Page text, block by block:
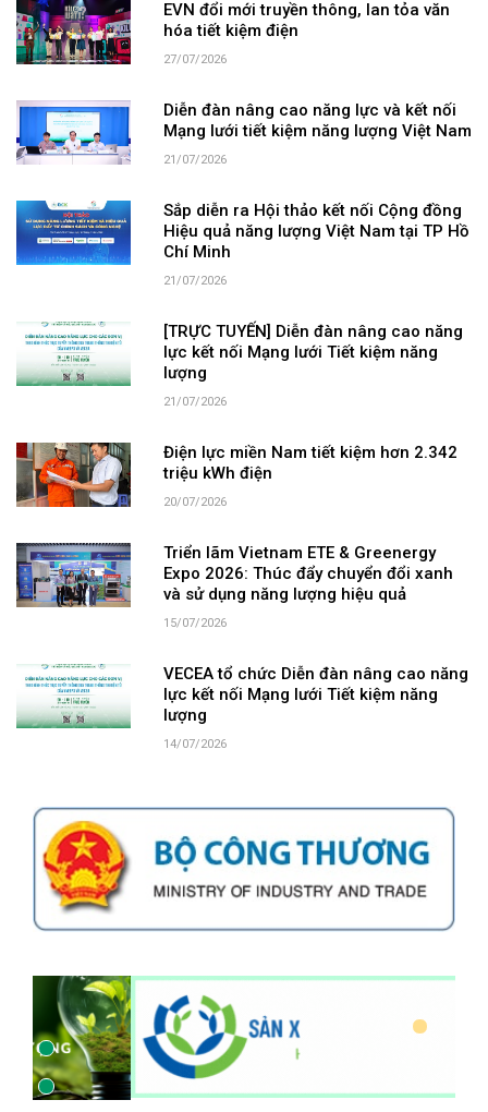
EVN đổi mới truyền thông, lan tỏa văn
hóa tiết kiệm điện
27/07/2026
Diễn đàn nâng cao năng lực và kết nối
Mạng lưới tiết kiệm năng lượng Việt Nam
21/07/2026
Sắp diễn ra Hội thảo kết nối Cộng đồng
Hiệu quả năng lượng Việt Nam tại TP Hồ
Chí Minh
21/07/2026
[TRỰC TUYẾN] Diễn đàn nâng cao năng
lực kết nối Mạng lưới Tiết kiệm năng
lượng
21/07/2026
Điện lực miền Nam tiết kiệm hơn 2.342
triệu kWh điện
20/07/2026
Triển lãm Vietnam ETE & Greenergy
Expo 2026: Thúc đẩy chuyển đổi xanh
và sử dụng năng lượng hiệu quả
15/07/2026
VECEA tổ chức Diễn đàn nâng cao năng
lực kết nối Mạng lưới Tiết kiệm năng
lượng
14/07/2026